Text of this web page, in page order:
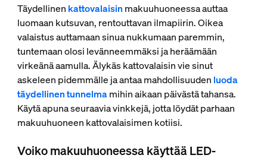
Täydellinen kattovalaisin makuuhuoneessa auttaa
luomaan kutsuvan, rentouttavan ilmapiirin. Oikea
valaistus auttamaan sinua nukkumaan paremmin,
tuntemaan olosi levänneemmäksi ja heräämään
virkeänä aamulla. Älykäs kattovalaisin vie sinut
askeleen pidemmälle ja antaa mahdollisuuden luoda
täydellinen tunnelmamihin aikaan päivästä tahansa.
Käytä apuna seuraavia vinkkejä, jotta löydät parhaan
makuuhuoneen kattovalaisimen kotiisi.
Voiko makuuhuoneessa käyttää LED-